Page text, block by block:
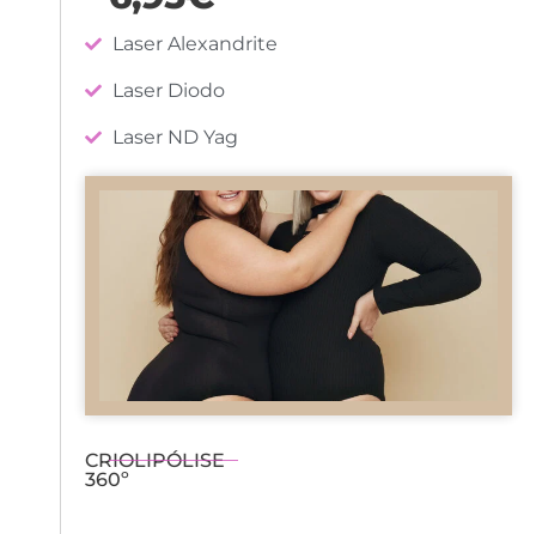
Laser Alexandrite
Laser Diodo
Laser ND Yag
CRIOLIPÓLISE
360º